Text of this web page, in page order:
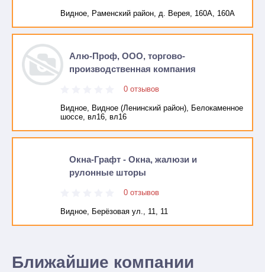
Видное, Раменский район, д. Верея, 160А, 160А
Алю-Проф, ООО, торгово-
производственная компания
0 отзывов
Видное, Видное (Ленинский район), Белокаменное
шоссе, вл16, вл16
Окна-Графт - Окна, жалюзи и
рулонные шторы
0 отзывов
Видное, Берёзовая ул., 11, 11
Ближайшие компании